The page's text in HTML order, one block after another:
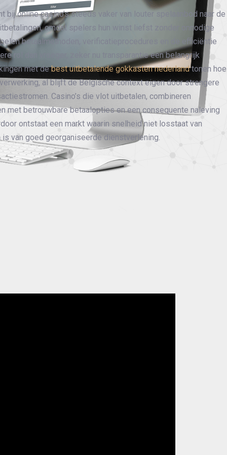
bij online casino’s steeds vaker van louter spelaanbod naar de
omdat spelers hun winst liefst zonder onnodige
betaalmethoden, verificatieprocedures en de efficiëntie
rol dan vroeger, zeker nu transparantie een belangrijk
met debest uitbetalende gokkasten nederlandtonen hoe
al blijft de Belgische context eigen door strengere
Casino’s die vlot uitbetalen, combineren
met betrouwbare betaalopties en een consequente naleving
ontstaat een markt waarin snelheid niet losstaat van
van goed georganiseerde dienstverlening.